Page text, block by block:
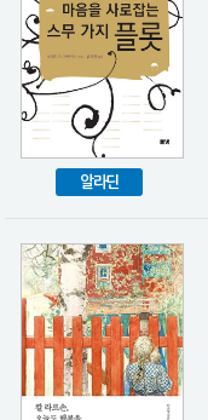
알라딘